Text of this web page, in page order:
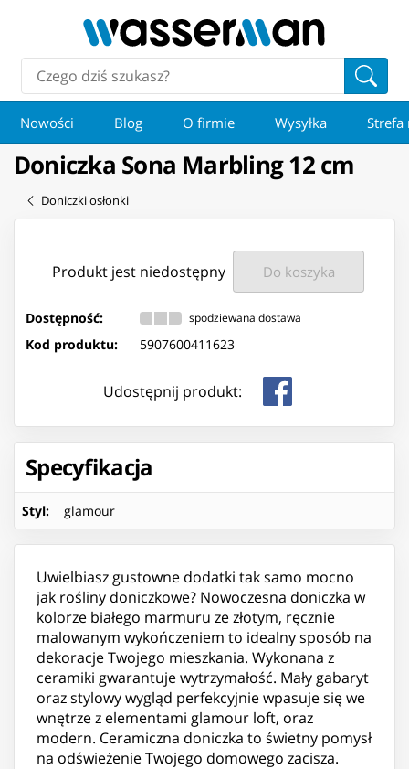
Nowości Blog O firmie Wysyłka Strefa
Doniczka Sona Marbling 12 cm
Doniczki osłonki
Produkt jest niedostępny Do koszyka
Dostępność: spodziewana dostawa
Kod produktu: 5907600411623
Udostępnij produkt:
Specyfikacja
Styl: glamour
Uwielbiasz gustowne dodatki tak samo mocno
jak rośliny doniczkowe? Nowoczesna doniczka w
kolorze białego marmuru ze złotym, ręcznie
malowanym wykończeniem to idealny sposób na
dekoracje Twojego mieszkania. Wykonana z
ceramiki gwarantuje wytrzymałość. Mały gabaryt
oraz stylowy wygląd perfekcyjnie wpasuje się we
wnętrze z elementami glamour loft, oraz
modern. Ceramiczna doniczka to świetny pomysł
na odświeżenie Twojego domowego zacisza.